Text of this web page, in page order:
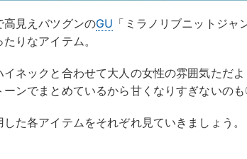
高見えバツグンのGU 「ミラノリブニットジャ
りなアイテム。
ネックと合わせて大人の女性の雰囲気ただ
ーンでまとめているから甘くなりすぎないの
た各アイテムをそれぞれ見ていきましょう。